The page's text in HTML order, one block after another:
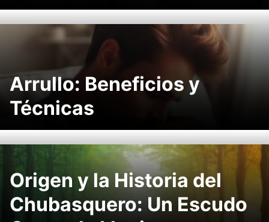
Arrullo: Beneficios y
Técnicas
Origen y la Historia del
Chubasquero: Un Escudo